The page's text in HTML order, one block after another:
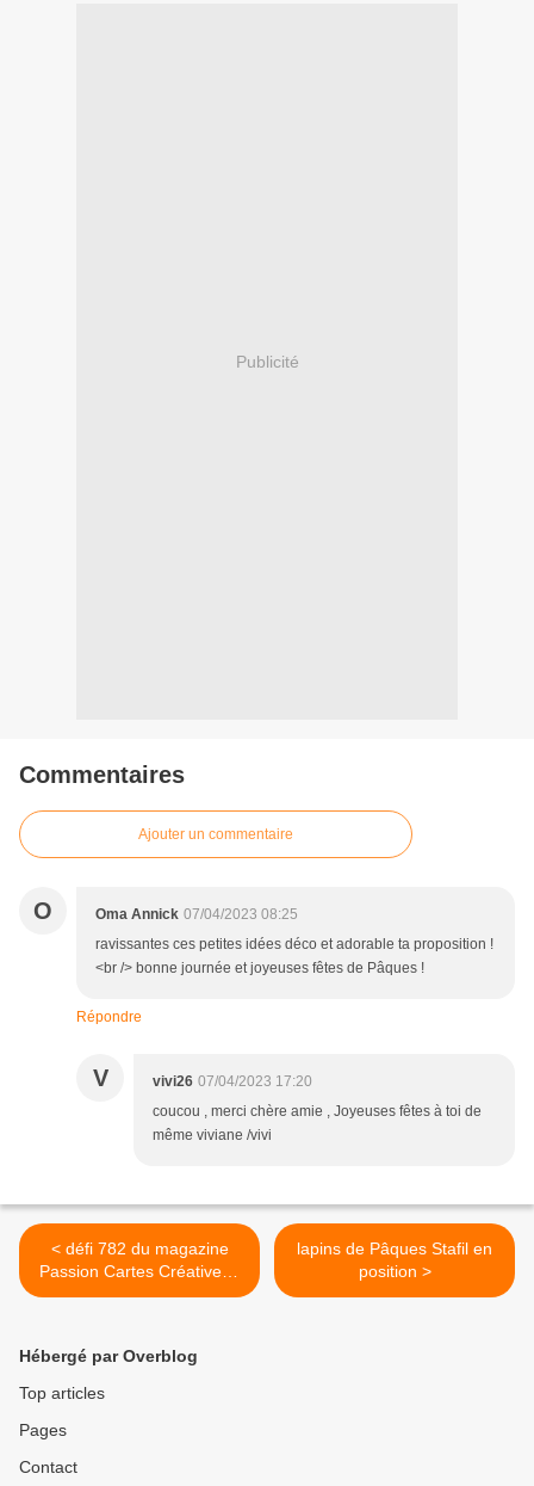
Publicité
Commentaires
Ajouter un commentaire
O Oma Annick 07/04/2023 08:25
ravissantes ces petites idées déco et adorable ta proposition !
<br /> bonne journée et joyeuses fêtes de Pâques !
Répondre
V vivi26 07/04/2023 17:20
coucou , merci chère amie , Joyeuses fêtes à toi de
même viviane /vivi
< défi 782 du magazine
Passion Cartes Créatives :
mes propositions
lapins de Pâques Stafil en
position >
Hébergé par Overblog
Top articles
Pages
Contact